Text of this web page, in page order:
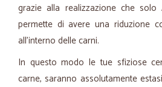
grazie alla realizzazione che
permette di avere una riduzione
all'interno delle carni.
In questo modo le tue sfiziose
carne, saranno assolutamente